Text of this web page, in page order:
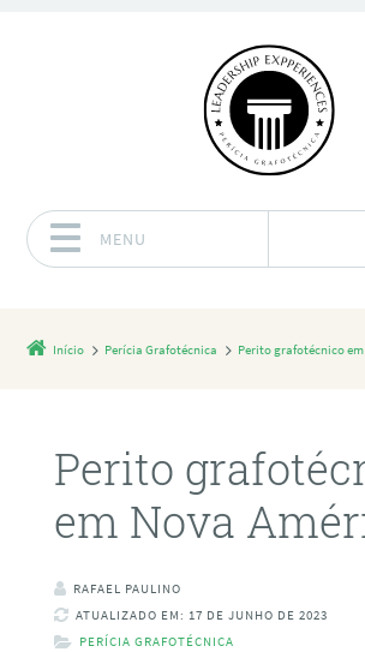
MENU
Início Perícia Grafotécnica Perito grafotécnico
Perito
em Nova
RAFAEL PAULINO
ATUALIZADO EM: 17 DE JUNHO DE 2023
PERÍCIA GRAFOTÉCNICA